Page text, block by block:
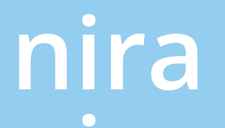
nira